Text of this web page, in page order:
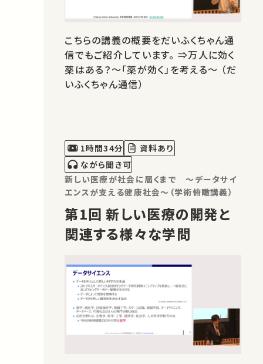
こちらの講義の概要をだいふくちゃん通
信でもご紹介しています。 ⇒万人に効く
薬はある？～「薬が効く」を考える～ （だ
いふくちゃん通信）
1時間34分
資料あり
ながら聞き可
新しい医療が社会に届くまで ～データサイ
エンスが支える健康社会～（学術俯瞰講義）
第1回 新しい医療の開発と
関連する様々な学問